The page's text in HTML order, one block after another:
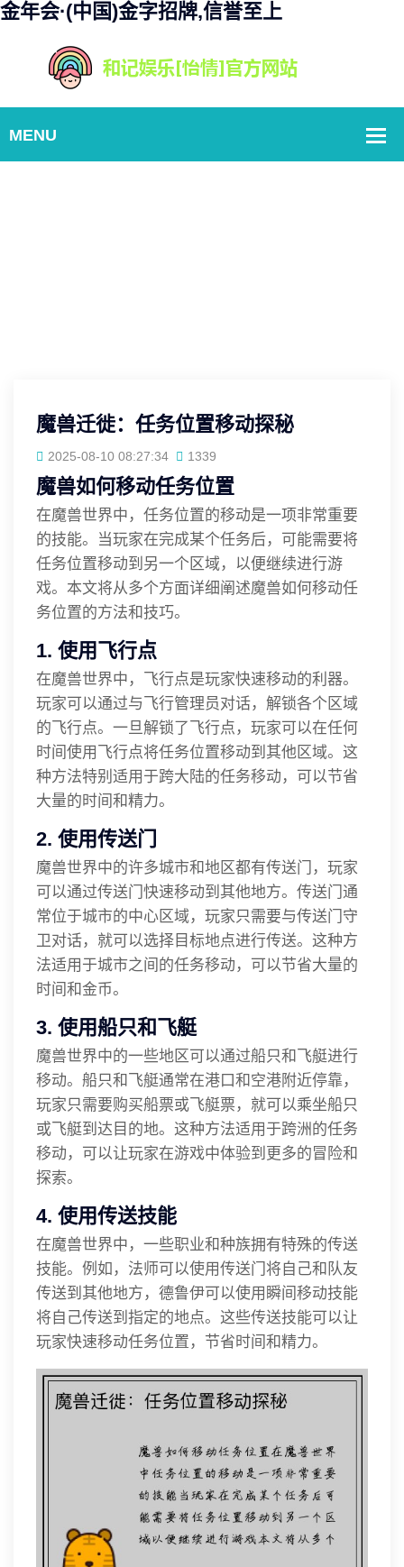
金年会·(中国)金字招牌,信誉至上
魔兽迁徙：任务位置移动探秘
2025-08-10 08:27:34 1339
魔兽如何移动任务位置
在魔兽世界中，任务位置的移动是一项非常重要
的技能。当玩家在完成某个任务后，可能需要将
任务位置移动到另一个区域，以便继续进行游
戏。本文将从多个方面详细阐述魔兽如何移动任
务位置的方法和技巧。
1. 使用飞行点
在魔兽世界中，飞行点是玩家快速移动的利器。
玩家可以通过与飞行管理员对话，解锁各个区域
的飞行点。一旦解锁了飞行点，玩家可以在任何
时间使用飞行点将任务位置移动到其他区域。这
种方法特别适用于跨大陆的任务移动，可以节省
大量的时间和精力。
2. 使用传送门
魔兽世界中的许多城市和地区都有传送门，玩家
可以通过传送门快速移动到其他地方。传送门通
常位于城市的中心区域，玩家只需要与传送门守
卫对话，就可以选择目标地点进行传送。这种方
法适用于城市之间的任务移动，可以节省大量的
时间和金币。
3. 使用船只和飞艇
魔兽世界中的一些地区可以通过船只和飞艇进行
移动。船只和飞艇通常在港口和空港附近停靠，
玩家只需要购买船票或飞艇票，就可以乘坐船只
或飞艇到达目的地。这种方法适用于跨洲的任务
移动，可以让玩家在游戏中体验到更多的冒险和
探索。
4. 使用传送技能
在魔兽世界中，一些职业和种族拥有特殊的传送
技能。例如，法师可以使用传送门将自己和队友
传送到其他地方，德鲁伊可以使用瞬间移动技能
将自己传送到指定的地点。这些传送技能可以让
玩家快速移动任务位置，节省时间和精力。